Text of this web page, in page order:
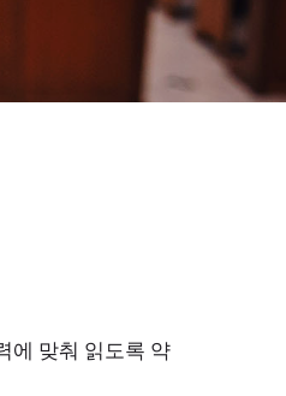
에 맞춰 읽도록 약